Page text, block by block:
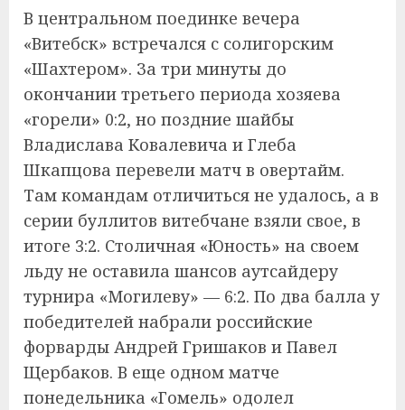
В центральном поединке вечера
«Витебск» встречался с солигорским
«Шахтером». За три минуты до
окончании третьего периода хозяева
«горели» 0:2, но поздние шайбы
Владислава Ковалевича и Глеба
Шкапцова перевели матч в овертайм.
Там командам отличиться не удалось, а в
серии буллитов витебчане взяли свое, в
итоге 3:2. Столичная «Юность» на своем
льду не оставила шансов аутсайдеру
турнира «Могилеву» — 6:2. По два балла у
победителей набрали российские
форварды Андрей Гришаков и Павел
Щербаков. В еще одном матче
понедельника «Гомель» одолел